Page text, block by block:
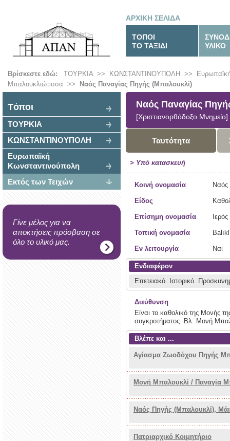
ΑΡΧΙΚΗ ΣΕΛΙΔΑ
ΤΟΠΟΙ
ΤΟ ΤΑΞΙΔΙ
ΥΛΙΚΟ
Βρίσκεστε εδώ: ΤΟΥΡΚΙΑ>> ΚΩΝΣΤΑΝΤΙΝΟΥΠΟΛΗ >>
Μπαλουκλιώτισσα >> Ναός Παναγίας Πηγής (Μπαλουκλί)
Tόποι
ΤΟΥΡΚΙΑ
ΚΩΝΣΤΑΝΤΙΝΟΥΠΟΛΗ
Ευρωπαϊκή
Κωνσταντινούπολη
Εκτός των Τειχών
Γίνε μέλος για να
αποκτήσεις πρόσβαση σε
όλο το υλικό μας.
Ναός Παναγίας
[Χριστιανορθόδοξο Μνημείο]
Ταυτότητα
> Υπό κατασκευή
Κοινή ονομασία Ναός
Είδος
Επίσημη ονομασία
Τοπική ονομασία
Εν λειτουργία Ναι
Ενδιαφέρον
Επετειακό. Ιστορικό.
Διεύθυνση
Είναι το καθολικό της Μονής
συγκροτήματος. Βλ. Μονή
Βλέπε και ...
Αγίασμα Ζωοδόχου Πηγής
Μονή Μπαλουκλί / Παναγία
Ναός Πηγής (Μπαλουκλί),
Πατριαρχικό Κοιμητήριο